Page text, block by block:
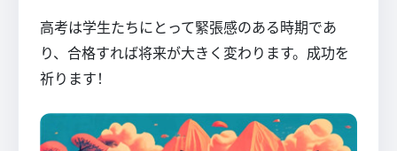
高考は学生たちにとって緊張感のある時期であ
り、合格すれば将来が大きく変わります。成功を
祈ります！